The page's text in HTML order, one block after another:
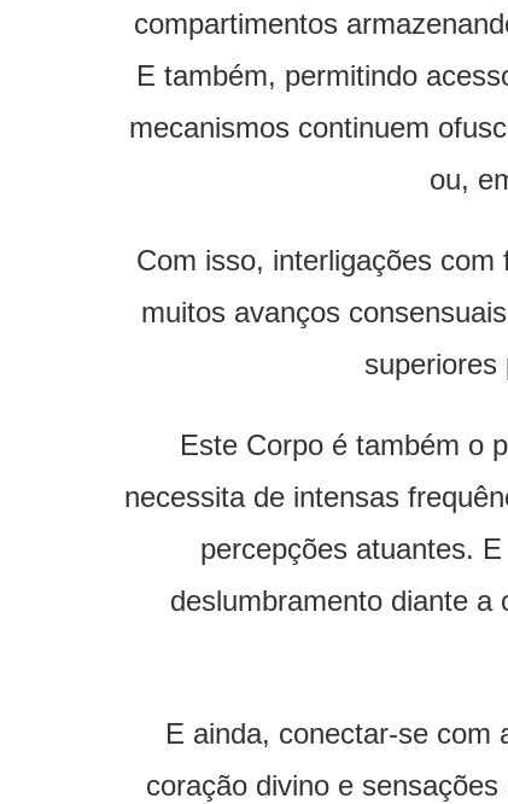
compartimentos
E também, permitindo
mecanismos continuem
ou,
Com isso, interligações
muitos avanços
superiores
Este Corpo é também o
necessita de intensas
percepções atuantes.
deslumbramento diante a
E ainda, conectar-se com
coração divino e